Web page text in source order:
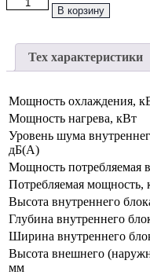
Сплит-
Система
до
GREE
“Серия
Pular"
GWH24AADXE-
K3NNA1A
В корзину
Тех характеристики
Мощность охлаждения,
Мощность нагрева, кВт
Уровень шума
дБ(А)
Мощность потребляемая
Потребляемая мощность,
Высота внутреннего
Глубина внутреннего
Ширина внутреннего
Высота внешнего
мм